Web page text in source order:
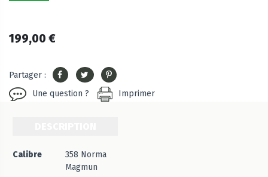
199,00 €
Partager :
Une question ?
Imprimer
Calibre
358 Norma
Magmun